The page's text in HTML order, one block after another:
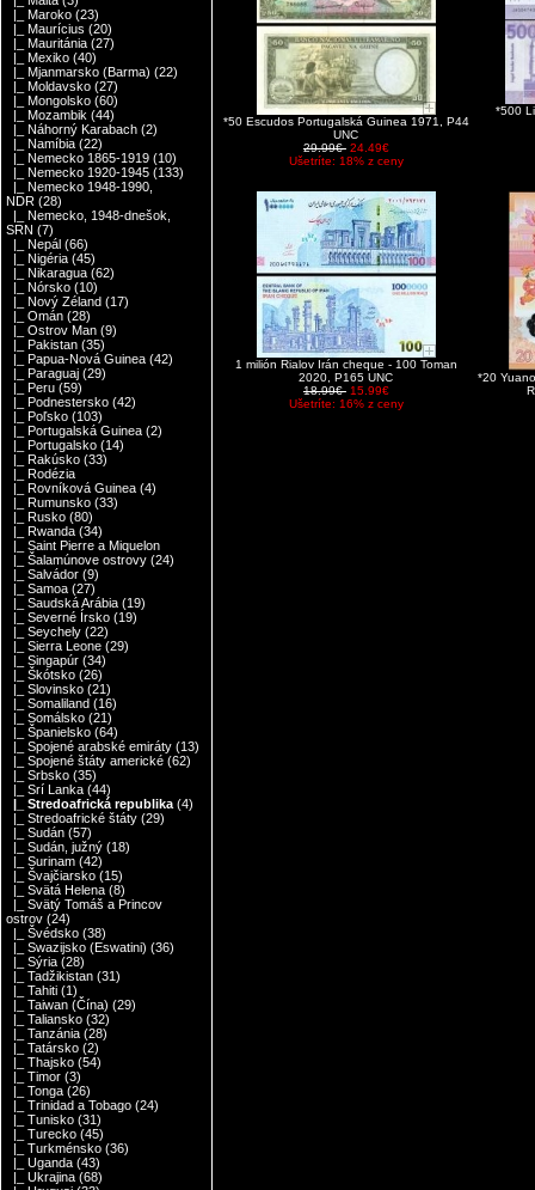
|_ Maroko (23)
|_ Maurícius (20)
|_ Mauritánia (27)
|_ Mexiko (40)
|_ Mjanmarsko (Barma) (22)
|_ Moldavsko (27)
|_ Mongolsko (60)
|_ Mozambik (44)
|_ Náhorný Karabach (2)
|_ Namíbia (22)
|_ Nemecko 1865-1919 (10)
|_ Nemecko 1920-1945 (133)
|_ Nemecko 1948-1990,
NDR (28)
|_ Nemecko, 1948-dnešok,
SRN (7)
|_ Nepál (66)
|_ Nigéria (45)
|_ Nikaragua (62)
|_ Nórsko (10)
|_ Nový Zéland (17)
|_ Omán (28)
|_ Ostrov Man (9)
|_ Pakistan (35)
|_ Papua-Nová Guinea (42)
|_ Paraguaj (29)
|_ Peru (59)
|_ Podnestersko (42)
|_ Poľsko (103)
|_ Portugalská Guinea (2)
|_ Portugalsko (14)
|_ Rakúsko (33)
|_ Rodézia
|_ Rovníková Guinea (4)
|_ Rumunsko (33)
|_ Rusko (80)
|_ Rwanda (34)
|_ Saint Pierre a Miquelon
|_ Šalamúnove ostrovy (24)
|_ Salvádor (9)
|_ Samoa (27)
|_ Saudská Arábia (19)
|_ Severné Írsko (19)
|_ Seychely (22)
|_ Sierra Leone (29)
|_ Singapúr (34)
|_ Škótsko (26)
|_ Slovinsko (21)
|_ Somaliland (16)
|_ Somálsko (21)
|_ Španielsko (64)
|_ Spojené arabské emiráty (13)
|_ Spojené štáty americké (62)
|_ Srbsko (35)
|_ Srí Lanka (44)
|_ Stredoafrická republika (4)
|_ Stredoafrické štáty (29)
|_ Sudán (57)
|_ Sudán, južný (18)
|_ Surinam (42)
|_ Švajčiarsko (15)
|_ Svätá Helena (8)
|_ Svätý Tomáš a Princov
ostrov (24)
|_ Švédsko (38)
|_ Swazijsko (Eswatini) (36)
|_ Sýria (28)
|_ Tadžikistan (31)
|_ Tahiti (1)
|_ Taiwan (Čína) (29)
|_ Taliansko (32)
|_ Tanzánia (28)
|_ Tatársko (2)
|_ Thajsko (54)
|_ Timor (3)
|_ Tonga (26)
|_ Trinidad a Tobago (24)
|_ Tunisko (31)
|_ Turecko (45)
|_ Turkménsko (36)
|_ Uganda (43)
|_ Ukrajina (68)
*50 Escudos Portugalská Guinea 1971, P44
UNC
29.99€ 24.49€
Ušetríte: 18% z ceny
*500
1 milión Rialov Irán cheque - 100 Toman
2020, P165 UNC
18.99€ 15.99€
Ušetríte: 16% z ceny
*20